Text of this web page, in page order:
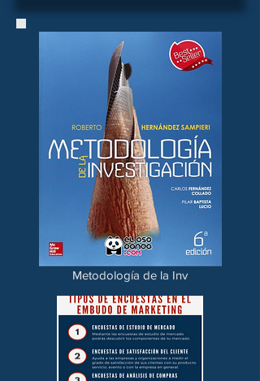
Metodología de la Inv